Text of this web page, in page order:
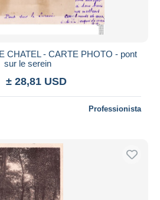
CHATEL - CARTE PHOTO - pont
sur le serein
± 28,81 USD
Professionista